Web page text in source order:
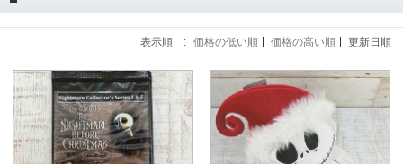
表示順 : 価格の低い順 価格の高い順 更新日順